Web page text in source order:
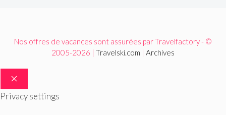
Nos offres de vacances sont assurées par Travelfactory - ©
2005-2026 | Travelski.com | Archives
FERMER
Privacy settings